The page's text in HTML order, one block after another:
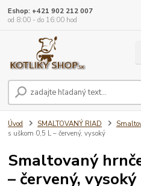
Eshop: +421 902 212 007
od 8:00 - do 16:00 hod
Úvod SMALTOVANÝ RIAD
s uškom 0,5 L – červený, vysoký
Smaltovaný
– červený, vysoký